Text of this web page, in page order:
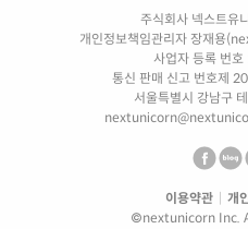
주식회사 넥스트유
개인정보책임관리자 장재용
사업자 등록 번
통신 판매 신고 번호제
서울특별시 강남구
이용약관
개
©nextunicorn Inc.